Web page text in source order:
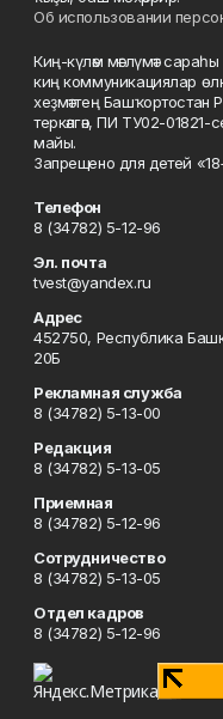
Об использовании
Киң-күләм мәғлүмәт
киң коммуникациялар
хеҙмәттең
теркәлгән, ПИ ТУ02-
майы.
Запрещено для детей
Телефон
8 (34782) 5-12-96
Эл. почта
tvest@yandex.ru
Адрес
452750, Республика
20Б
Рекламная служба
8 (34782) 5-13-00
Редакция
8 (34782) 5-13-05
Приемная
8 (34782) 5-12-96
Сотрудничество
8 (34782) 5-13-05
Отдел кадров
8 (34782) 5-12-96